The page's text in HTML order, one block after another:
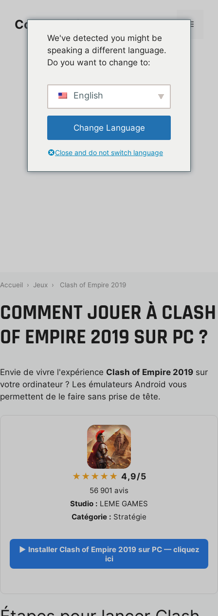
contenuComment jouer sur PC Menu
Accueil › Jeux › Clash of Empire 2019
COMMENT JOUER À CLASH
OF EMPIRE 2019 SUR PC ?
Envie de vivre l'expérience Clash of Empire 2019 sur
votre ordinateur ? Les émulateurs Android vous
permettent de le faire sans prise de tête.
★★★★★ 4,9/5
56 901 avis
Studio : LEME GAMES
Catégorie : Stratégie
▶ Installer Clash of Empire 2019 sur PC — cliquez
ici
We've detected you might be
speaking a different language.
Do you want to change to:
English
Change Language
Close and do not switch language